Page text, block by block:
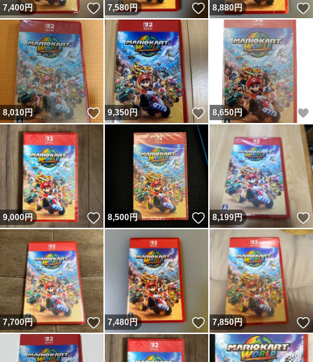
7,400円 いいね！
7,580円 いいね！
8,880円
8,010円 いいね！
9,350円 いいね！
8,650円
9,000円 いいね！
8,500円 いいね！
8,199円
7,700円 いいね！
7,480円 いいね！
7,850円